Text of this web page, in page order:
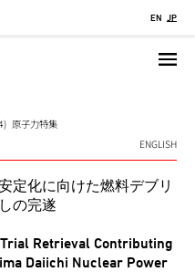
EN JP
原子力特集
ENGLISH
定化に向けた燃料デブリ
の完遂
Retrieval Contributing
Daiichi Nuclear Power